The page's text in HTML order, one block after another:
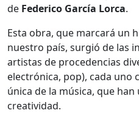
de Federico García Lorca.
Esta obra, que marcará un
nuestro país, surgió de las
artistas de procedencias
electrónica, pop), cada uno
única de la música, que
creatividad.